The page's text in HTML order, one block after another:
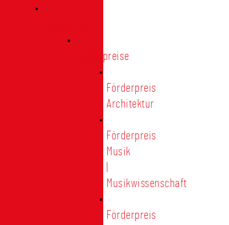
Förderpreise
Förderpreis
Architektur
Förderpreis
Musik
Musikwissenschaft
Förderpreis